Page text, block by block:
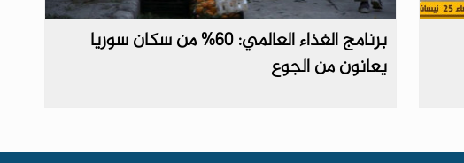
برنامج الغذاء العالمي: 60% من سكان سوريا
يعانون من الجوع